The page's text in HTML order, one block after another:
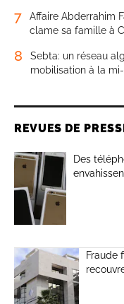
7
Affaire Abderrahim
clame sa famille à
8
Sebta: un réseau
mobilisation à la
REVUES DE
Des
Fraude